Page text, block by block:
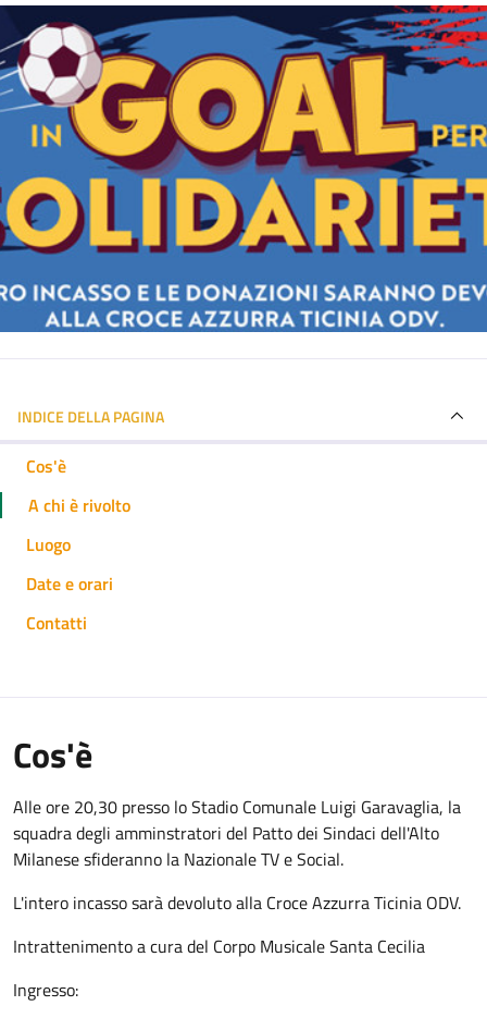
INDICE DELLA PAGINA
Cos'è
A chi è rivolto
Luogo
Date e orari
Contatti
Cos'è
Alle ore 20,30 presso lo Stadio Comunale Luigi Garavaglia, la
squadra degli amminstratori del Patto dei Sindaci dell'Alto
Milanese sfideranno la Nazionale TV e Social.
L'intero incasso sarà devoluto alla Croce Azzurra Ticinia ODV.
Intrattenimento a cura del Corpo Musicale Santa Cecilia
Ingresso: